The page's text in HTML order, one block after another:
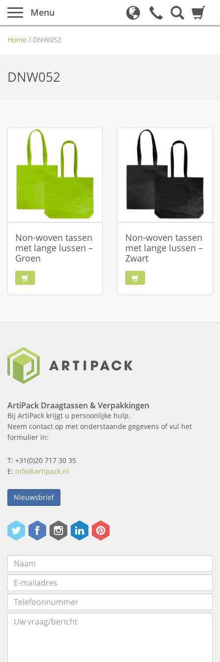
Menu
Home / DNW052
DNW052
Non-woven tassen
met lange lussen –
Groen
Non-woven tassen
met lange lussen –
Zwart
ArtiPack Draagtassen & Verpakkingen
Bij ArtiPack krijgt u persoonlijke hulp.
Neem contact op met onderstaande gegevens of vul het
formulier in:
T: +31(0)20 717 30 35
E: info@artipack.nl
Nieuwsbrief